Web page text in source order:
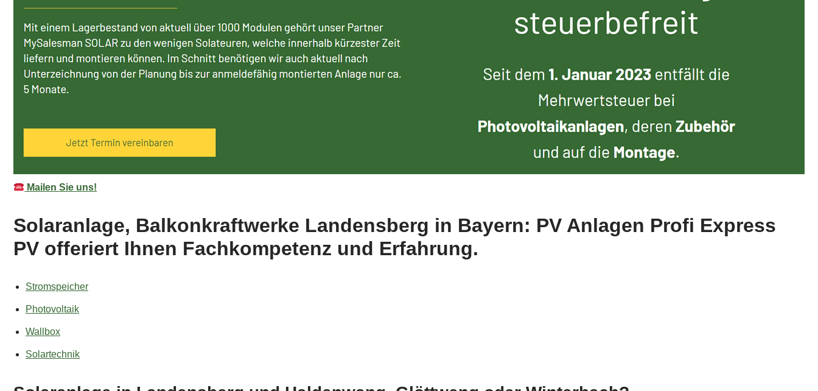
Mailen Sie uns!
Solaranlage, Balkonkraftwerke Landensberg in Bayern: PV Anlagen Profi Express
PV offeriert Ihnen Fachkompetenz und Erfahrung.
Stromspeicher
Photovoltaik
Wallbox
Solartechnik